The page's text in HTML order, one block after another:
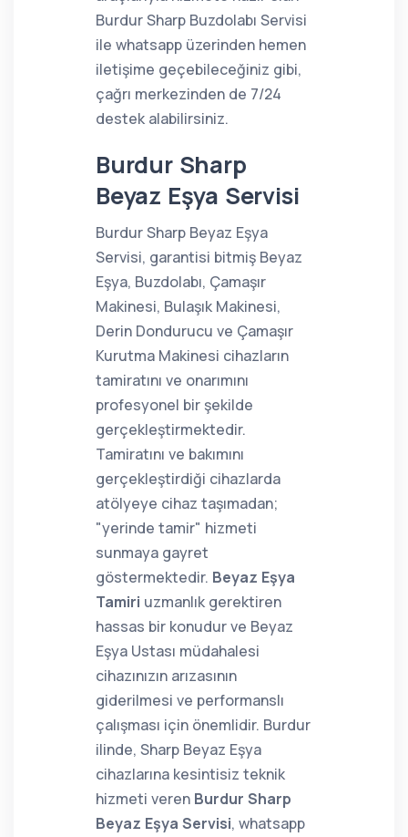
Burdur Sharp Buzdolabı Servisi
ile whatsapp üzerinden hemen
iletişime geçebileceğiniz gibi,
çağrı merkezinden de 7/24
destek alabilirsiniz.
Burdur Sharp
Beyaz Eşya Servisi
Burdur Sharp Beyaz Eşya
Servisi, garantisi bitmiş Beyaz
Eşya, Buzdolabı, Çamaşır
Makinesi, Bulaşık Makinesi,
Derin Dondurucu ve Çamaşır
Kurutma Makinesi cihazların
tamiratını ve onarımını
profesyonel bir şekilde
gerçekleştirmektedir.
Tamiratını ve bakımını
gerçekleştirdiği cihazlarda
atölyeye cihaz taşımadan;
"yerinde tamir" hizmeti
sunmaya gayret
göstermektedir. Beyaz Eşya
Tamiri uzmanlık gerektiren
hassas bir konudur ve Beyaz
Eşya Ustası müdahalesi
cihazınızın arızasının
giderilmesi ve performanslı
çalışması için önemlidir. Burdur
ilinde, Sharp Beyaz Eşya
cihazlarına kesintisiz teknik
hizmeti veren Burdur Sharp
Beyaz Eşya Servisi, whatsapp